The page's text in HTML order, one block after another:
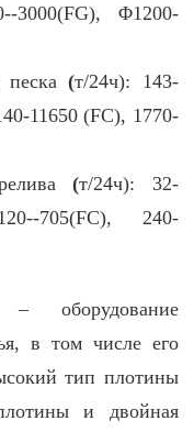
3000(FG), Φ1200-
песка(т/24ч): 143-
11650 (FC), 1770-
(т/24ч): 32-
705(FC), 240-
– оборудование
в том числе его
тип плотины
и двойная